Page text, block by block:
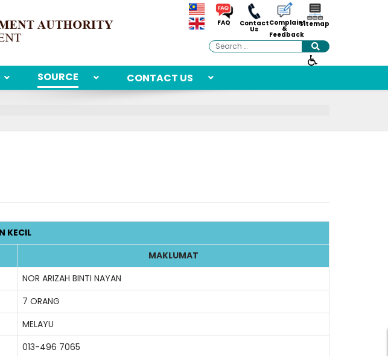
FAQ Contact
Us
Complaint
&
Feedback
Sitemap
Search
SOURCE CONTACT US
KECIL
MAKLUMAT
NOR ARIZAH BINTI NAYAN
7 ORANG
MELAYU
013-496 7065